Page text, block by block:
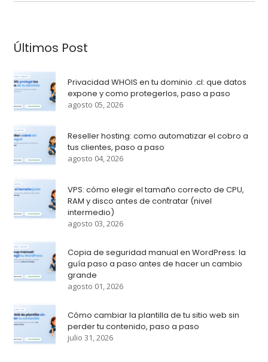
Últimos Post
Privacidad WHOIS en tu dominio .cl: que datos
expone y como protegerlos, paso a paso
agosto 05, 2026
Reseller hosting: como automatizar el cobro a
tus clientes, paso a paso
agosto 04, 2026
VPS: cómo elegir el tamaño correcto de CPU,
RAM y disco antes de contratar (nivel
intermedio)
agosto 03, 2026
Copia de seguridad manual en WordPress: la
guía paso a paso antes de hacer un cambio
grande
agosto 01, 2026
Cómo cambiar la plantilla de tu sitio web sin
perder tu contenido, paso a paso
julio 31, 2026